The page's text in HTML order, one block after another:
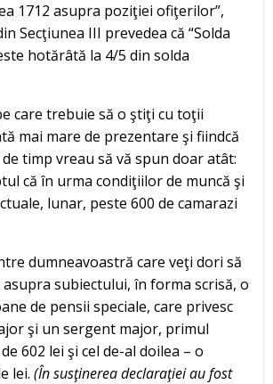
1712 asupra poziţiei ofiţerilor”,
Secţiunea III prevedea că “Solda
hotărâtă la 4/5 din solda
care trebuie să o ştiţi cu toţii
mai mare de prezentare şi fiindcă
timp vreau să vă spun doar atât:
că în urma condiţiilor de muncă şi
lunar, peste 600 de camarazi
dumneavoastră care veţi dori să
subiectului, în forma scrisă, o
de pensii speciale, care privesc
şi un sergent major, primul
602 lei şi cel de-al doilea – o
lei. (În susţinerea declaraţiei au fost